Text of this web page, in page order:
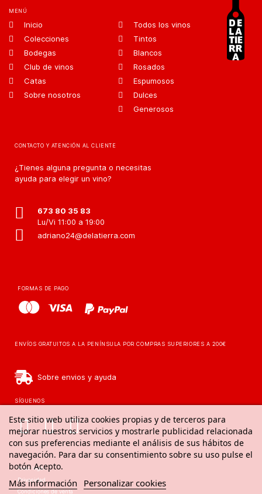
Este sitio web utiliza cookies propias y de terceros para
mejorar nuestros servicios y mostrarle publicidad relacionada
con sus preferencias mediante el análisis de sus hábitos de
navegación. Para dar su consentimiento sobre su uso pulse el
botón Acepto.
Más información Personalizar cookies
MENÚ
Inicio
Colecciones
Bodegas
Club de vinos
Catas
Sobre nosotros
Todos los vinos
Tintos
Blancos
Rosados
Espumosos
Dulces
Generosos
CONTACTO Y ATENCIÓN AL CLIENTE
¿Tienes alguna pregunta o necesitas
ayuda para elegir un vino?
673 80 35 83
Lu/Vi 11:00 a 19:00
adriano24@delatierra.com
FORMAS DE PAGO
ENVÍOS GRATUITOS A LA PENÍNSULA POR COMPRAS SUPERIORES A 200€
Sobre envios y ayuda
SÍGUENOS
Aviso legal
Privacidad
Condiciones de venta